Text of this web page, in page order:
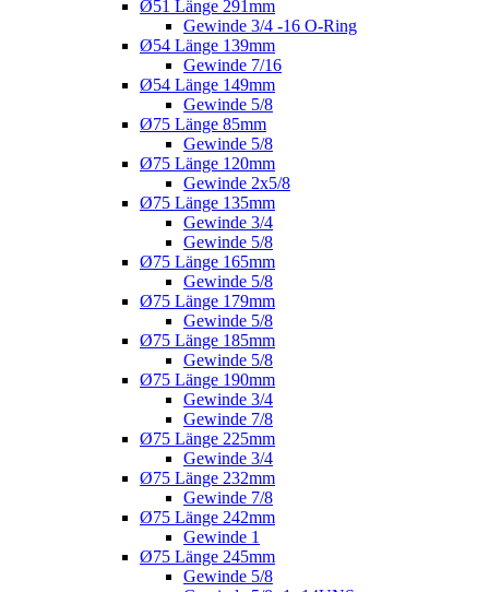
Ø51 Länge 291mm
Gewinde 3/4 -16 O-Ring
Ø54 Länge 139mm
Gewinde 7/16
Ø54 Länge 149mm
Gewinde 5/8
Ø75 Länge 85mm
Gewinde 5/8
Ø75 Länge 120mm
Gewinde 2x5/8
Ø75 Länge 135mm
Gewinde 3/4
Gewinde 5/8
Ø75 Länge 165mm
Gewinde 5/8
Ø75 Länge 179mm
Gewinde 5/8
Ø75 Länge 185mm
Gewinde 5/8
Ø75 Länge 190mm
Gewinde 3/4
Gewinde 7/8
Ø75 Länge 225mm
Gewinde 3/4
Ø75 Länge 232mm
Gewinde 7/8
Ø75 Länge 242mm
Gewinde 1
Ø75 Länge 245mm
Gewinde 5/8